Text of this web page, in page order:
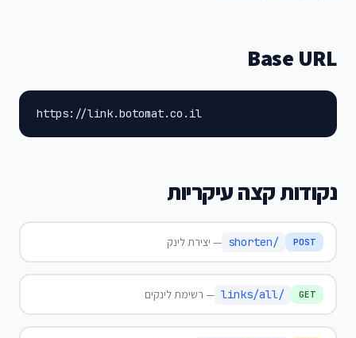
Base URL
https://link.botomat.co.il
נקודות קצה עיקריות
POST
/shorten — יצירת לינק
GET
/links/all — רשימת לינקים